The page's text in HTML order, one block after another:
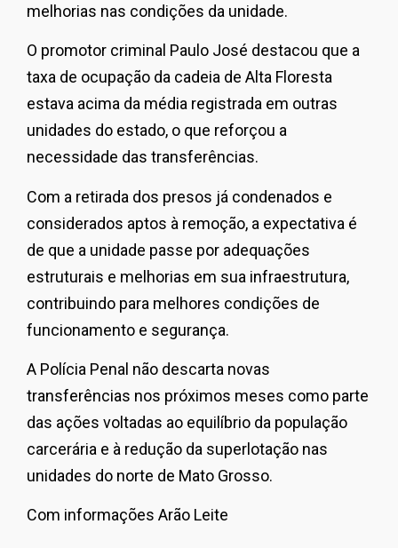
melhorias nas condições da unidade.
O promotor criminal Paulo José destacou que a
taxa de ocupação da cadeia de Alta Floresta
estava acima da média registrada em outras
unidades do estado, o que reforçou a
necessidade das transferências.
Com a retirada dos presos já condenados e
considerados aptos à remoção, a expectativa é
de que a unidade passe por adequações
estruturais e melhorias em sua infraestrutura,
contribuindo para melhores condições de
funcionamento e segurança.
A Polícia Penal não descarta novas
transferências nos próximos meses como parte
das ações voltadas ao equilíbrio da população
carcerária e à redução da superlotação nas
unidades do norte de Mato Grosso.
Com informações Arão Leite